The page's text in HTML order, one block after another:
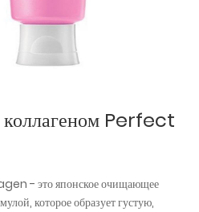
Perfect
- это японское очищающее
которое образует густую,